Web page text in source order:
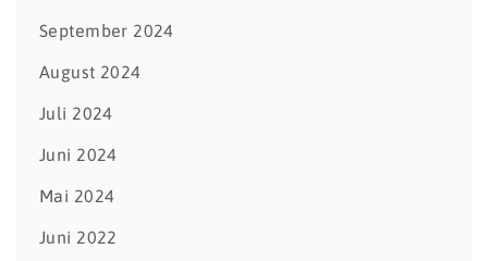
September 2024
August 2024
Juli 2024
Juni 2024
Mai 2024
Juni 2022